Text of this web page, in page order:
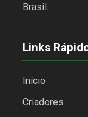
Brasil.
Links
Início
Criadores